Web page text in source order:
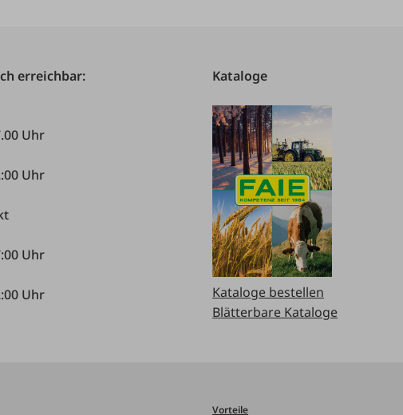
erreichbar:
Uhr
Uhr
Uhr
Uhr
Kataloge
Kataloge bestellen
Blätterbare Kataloge
Vorteile